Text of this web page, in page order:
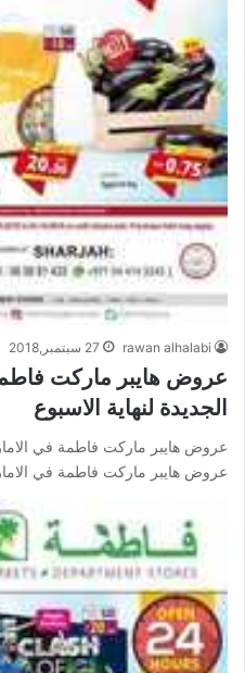
rawan alhalabi 27 سبتمبر,2018
عروض هايبر ماركت
الجديدة لنهاية الاسبوع
عروض هايبر ماركت فاطمة في
عروض هايبر ماركت فاطمة في